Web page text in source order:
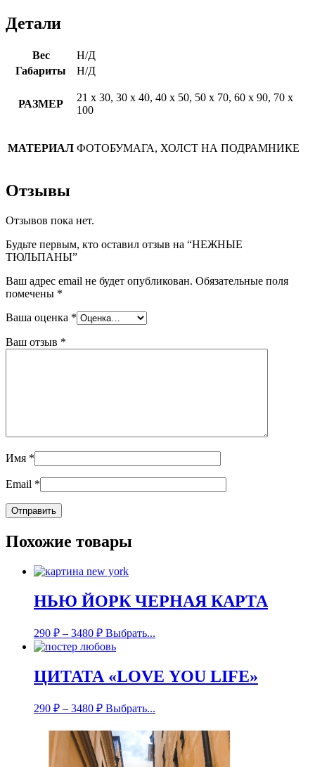
Детали
Вес
Н/Д
Габариты
Н/Д
РАЗМЕР
21 х 30, 30 х 40, 40 х 50, 50 х 70, 60 х 90, 70 х
100
МАТЕРИАЛ ФОТОБУМАГА, ХОЛСТ НА ПОДРАМНИКЕ
Отзывы
Отзывов пока нет.
Будьте первым, кто оставил отзыв на “НЕЖНЫЕ
ТЮЛЬПАНЫ”
Ваш адрес email не будет опубликован. Обязательные поля
помечены *
Ваша оценка *
Ваш отзыв *
Имя *
Email *
Похожие товары
НЬЮ ЙОРК ЧЕРНАЯ КАРТА
290 ₽ – 3480 ₽ Выбрать...
ЦИТАТА «LOVE YOU LIFE»
290 ₽ – 3480 ₽ Выбрать...